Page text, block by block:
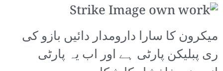
میکرون کا سارا دارومدار دائیں بازو کی
ری پبلیکن پارٹی ہے اور اب یہ پارٹی